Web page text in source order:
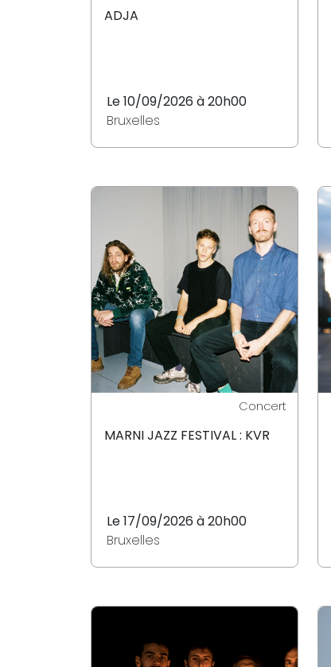
ADJA
Le 10/09/2026 à 20h00
Bruxelles
Concert
MARNI JAZZ FESTIVAL : KVR
Le 17/09/2026 à 20h00
Bruxelles